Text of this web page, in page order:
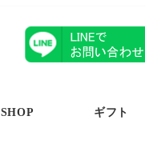
SHOP ギフト